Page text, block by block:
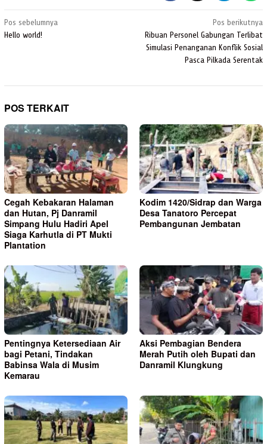
Navigasi
pos
Pos sebelumnya
Hello world!
Pos berikutnya
Ribuan Personel Gabungan Terlibat
Simulasi Penanganan Konflik Sosial
Pasca Pilkada Serentak
POS TERKAIT
Cegah Kebakaran Halaman
dan Hutan, Pj Danramil
Simpang Hulu Hadiri Apel
Siaga Karhutla di PT Mukti
Plantation
Kodim 1420/Sidrap dan Warga
Desa Tanatoro Percepat
Pembangunan Jembatan
Pentingnya Ketersediaan Air
bagi Petani, Tindakan
Babinsa Wala di Musim
Kemarau
Aksi Pembagian Bendera
Merah Putih oleh Bupati dan
Danramil Klungkung